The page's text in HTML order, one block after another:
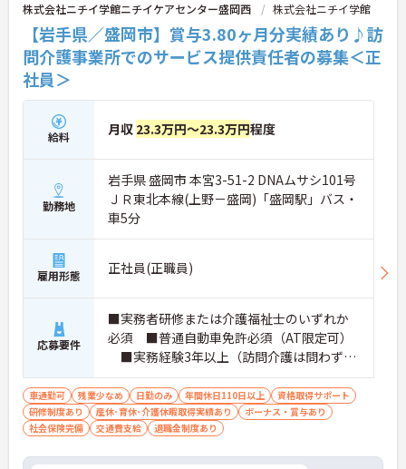
株式会社ニチイ学館ニチイケアセンター盛岡西 株式会社ニチイ学館
【岩手県／盛岡市】賞与3.80ヶ月分実績あり♪訪
問介護事業所でのサービス提供責任者の募集＜正
社員＞
給料 月収 23.3万円～23.3万円程度
勤務地
岩手県 盛岡市 本宮3-51-2 DNAムサシ101号
ＪＲ東北本線(上野－盛岡)「盛岡駅」バス・
車5分
雇用形態 正社員(正職員)
応募要件
■実務者研修または介護福祉士のいずれか
必須 ■普通自動車免許必須（AT限定可）
■実務経験3年以上（訪問介護は問わず、
介護職全般）
車通勤可 残業少なめ 日勤のみ 年間休日110日以上
資格取得サポート
研修制度あり
産休･育休･介護休暇取得実績あり
ボーナス・賞与あり
社会保険完備
交通費支給 退職金制度あり